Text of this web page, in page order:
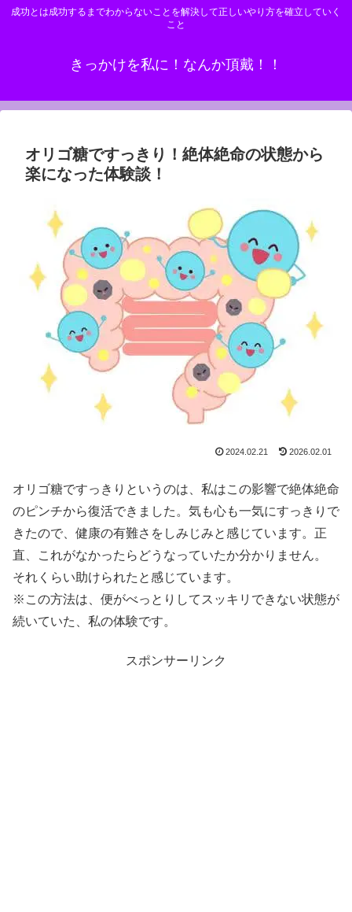
成功とは成功するまでわからないことを解決して正しいやり方を確立していく
こと
きっかけを私に！なんか頂戴！！
オリゴ糖ですっきり！絶体絶命の状態から
楽になった体験談！
2024.02.21 2026.02.01
オリゴ糖ですっきりというのは、私はこの影響で絶体絶命
のピンチから復活できました。気も心も一気にすっきりで
きたので、健康の有難さをしみじみと感じています。正
直、これがなかったらどうなっていたか分かりません。
それくらい助けられたと感じています。
※この方法は、便がべっとりしてスッキリできない状態が
続いていた、私の体験です。
スポンサーリンク